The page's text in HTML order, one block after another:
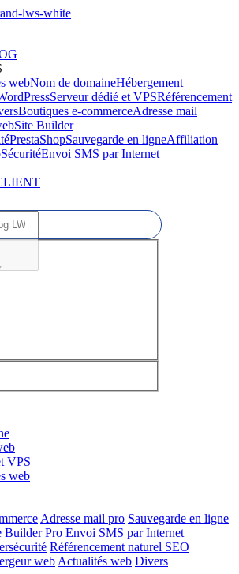
webNom de domaineHébergement
Serveur dédié et VPSRéférencement
Boutiques e-commerceAdresse mail
Site Builder
PrestaShopSauvegarde en ligneAffiliation
SécuritéEnvoi SMS par Internet
VPS
web
Adresse mail pro Sauvegarde en ligne
Builder Pro Envoi SMS par Internet
Référencement naturel SEO
web Actualités web Divers